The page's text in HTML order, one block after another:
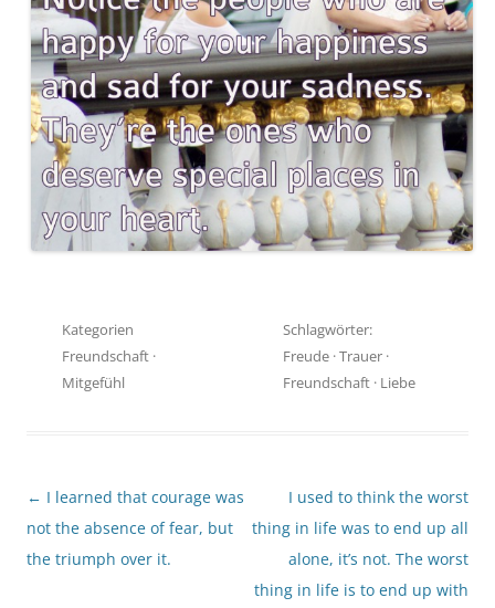
Kategorien
Freundschaft ·
Mitgefühl
Schlagwörter:
Freude ·Trauer ·
Freundschaft · Liebe
Beitragsnavigation
← I learned that courage was
not the absence of fear, but
the triumph over it.
I used to think the worst
thing in life was to end up all
alone, it’s not. The worst
thing in life is to end up with